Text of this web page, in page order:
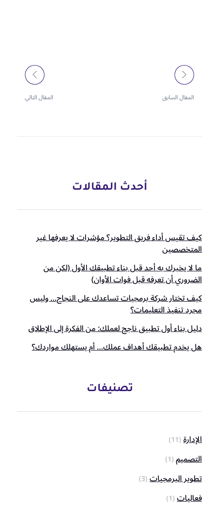
Previous Post
Next Post
أحدث المقالات
كيف تقيس أداء فريق التطوير؟ مؤشرات لا يعرفها غير
المتخصصين
ما لا يخبرك به أحد قبل بناء تطبيقك الأول (لكن من
الضروري أن تعرفه قبل فوات الأوان)
كيف تختار شركة برمجيات تساعدك على النجاح… وليس
مجرد تنفيذ التعليمات؟
دليل بناء أول تطبيق ناجح لعملك: من الفكرة إلى الإطلاق
هل يخدم تطبيقك أهداف عملك… أم يستهلك مواردك؟
تصنيفات
الإدارة(11)
التصميم(1)
تطوير البرمجيات(3)
فعاليات(1)